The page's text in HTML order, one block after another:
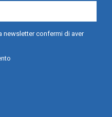
newsletter confermi di aver